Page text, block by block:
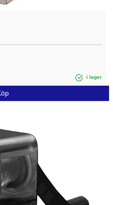
i lager